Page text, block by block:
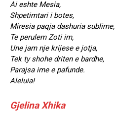
Ai eshte Mesia,
Shpetimtari i botes,
Miresia paqja dashuria sublime,
Te perulem Zoti im,
Une jam nje krijese e jotja,
Tek ty shohe driten e bardhe,
Parajsa ime e pafunde.
Aleluia!
Gjelina Xhika